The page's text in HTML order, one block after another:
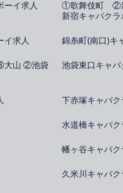
ーイ求人
①歌舞伎町 ②
新宿キャバクラ
求人 錦糸町(南口)キ
山 ②池袋
池袋東口キャバ
下赤塚キャバク
水道橋キャバク
幡ヶ谷キャバク
久米川キャバク